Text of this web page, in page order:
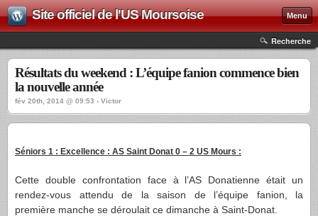
Site officiel de l'US Moursoise Menu
Recherche
Résultats du weekend : L’équipe fanion commence bien
la nouvelle année
fév 20th, 2014 @ 09:53 › Victor
Séniors 1 : Excellence : AS Saint Donat 0 – 2 US Mours :
Cette double confrontation face à l’AS Donatienne était un
rendez-vous attendu de la saison de l’équipe fanion, la
première manche se déroulait ce dimanche à Saint-Donat.